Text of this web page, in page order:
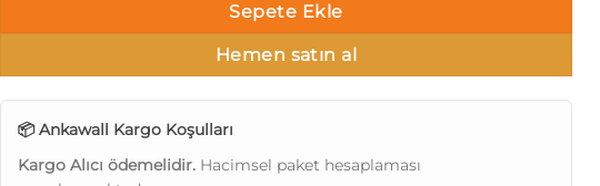
Sepete Ekle
Hemen satın al
📦 Ankawall Kargo Koşulları
Kargo Alıcı ödemelidir. Hacimsel paket hesaplaması